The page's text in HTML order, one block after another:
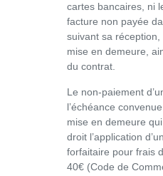
cartes bancaires, ni
facture non payée
suivant sa
mise en demeure,
du contrat.
Le non-paiement
l’échéance
mise en demeure
droit l’application
forfaitaire pour frais
40€ (Code de